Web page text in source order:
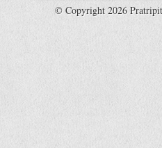
© Copyright 2026